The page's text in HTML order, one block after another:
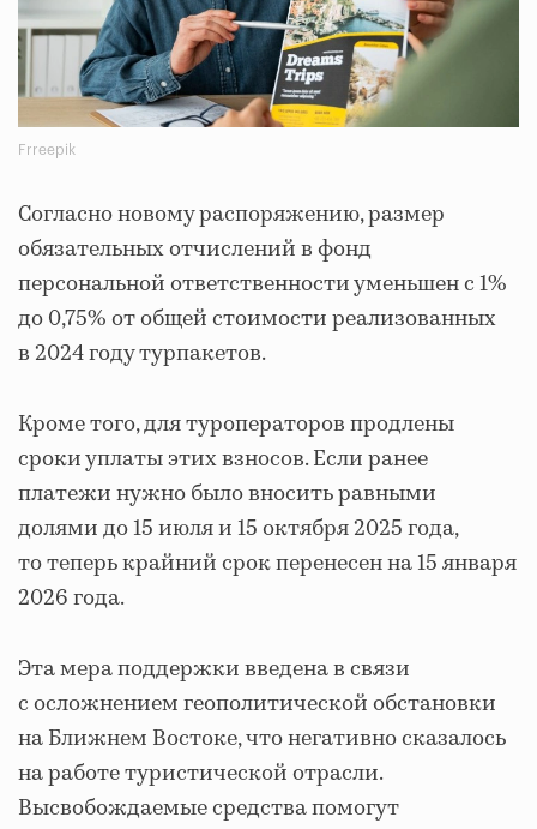
Frreepik
Согласно новому распоряжению, размер
обязательных отчислений в фонд
персональной ответственности уменьшен с 1%
до 0,75% от общей стоимости реализованных
в 2024 году турпакетов.
Кроме того, для туроператоров продлены
сроки уплаты этих взносов. Если ранее
платежи нужно было вносить равными
долями до 15 июля и 15 октября 2025 года,
то теперь крайний срок перенесен на 15 января
2026 года.
Эта мера поддержки введена в связи
с осложнением геополитической обстановки
на Ближнем Востоке, что негативно сказалось
на работе туристической отрасли.
Высвобождаемые средства помогут